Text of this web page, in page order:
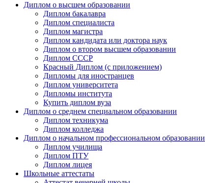
Диплом о высшем образовании
Диплом бакалавра
Диплом специалиста
Диплом магистра
Диплом кандидата или доктора наук
Диплом о втором высшем образовании
Диплом СССР
Красный Диплом (с приложением)
Дипломы для иностранцев
Диплом университета
Дипломы института
Купить диплом вуза
Диплом о среднем специальном образовании
Диплом техникума
Диплом колледжа
Диплом о начальном профессиональном oбразовании
Диплом училища
Диплом ПТУ
Диплом лицея
Школьные аттестаты